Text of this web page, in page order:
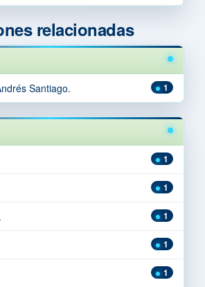
relacionadas
1
Santiago.
1
1
1
1
1